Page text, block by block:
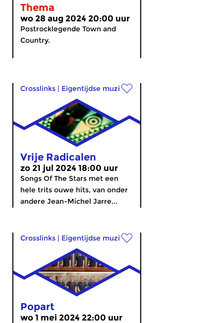
Thema
wo 28 aug 2024 20:00 uur
Postrocklegende Town and
Country.
Crosslinks | Eigentijdse muziek
Vrije Radicalen
zo 21 jul 2024 18:00 uur
Songs Of The Stars met een
hele trits ouwe hits, van onder
andere Jean-Michel Jarre...
Crosslinks | Eigentijdse muziek
Popart
wo 1 mei 2024 22:00 uur